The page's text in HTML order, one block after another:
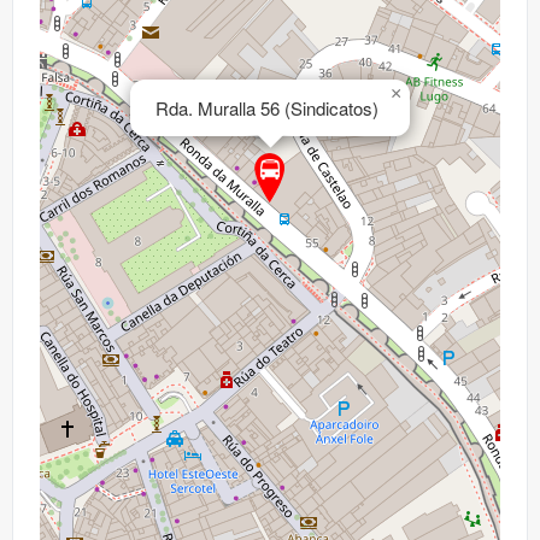
Rda. Muralla 56 (Sindicatos)
×